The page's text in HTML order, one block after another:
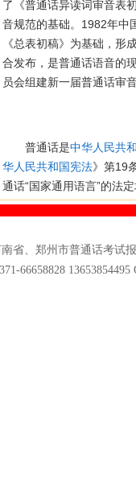
了《普通话异读词审音表
音规范的基础。1982年中
《总表初稿》为基础，形
合发布，是普通话语音的
员会组建新一届普通话审
普通话是中华人民共
华人民共和国宪法》第19
通话“国家通用语言”的法
省、郑州市普通话考试
66658828